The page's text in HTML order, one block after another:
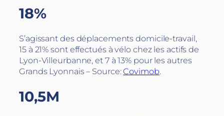
18%
S’agissant des déplacements domicile-travail,
15 à 21% sont effectués à vélo chez les actifs de
Lyon-Villeurbanne, et 7 à 13% pour les autres
Grands Lyonnais – Source: Covimob.
10,5M